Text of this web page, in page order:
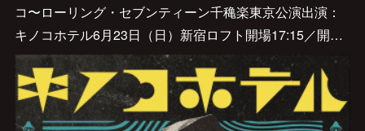
コ〜ローリング・セブンティーン千穐楽東京公演出演：
キノコホテル6月23日（日）新宿ロフト開場17:15／開…